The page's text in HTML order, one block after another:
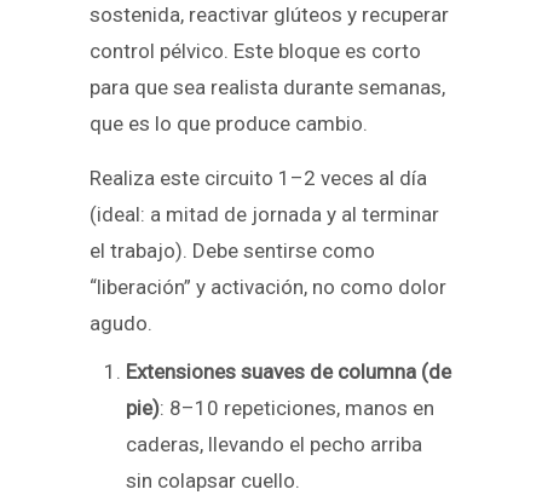
sostenida, reactivar glúteos y recuperar
control pélvico. Este bloque es corto
para que sea realista durante semanas,
que es lo que produce cambio.
Realiza este circuito 1–2 veces al día
(ideal: a mitad de jornada y al terminar
el trabajo). Debe sentirse como
“liberación” y activación, no como dolor
agudo.
Extensiones suaves de columna (de
pie): 8–10 repeticiones, manos en
caderas, llevando el pecho arriba
sin colapsar cuello.